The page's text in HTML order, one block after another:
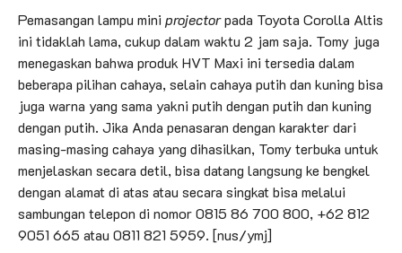
Pemasangan lampu mini projectorpada Toyota Corolla Altis
ini tidaklah lama, cukup dalam waktu 2 jam saja. Tomy juga
menegaskan bahwa produk HVT Maxi ini tersedia dalam
beberapa pilihan cahaya, selain cahaya putih dan kuning bisa
juga warna yang sama yakni putih dengan putih dan kuning
dengan putih. Jika Anda penasaran dengan karakter dari
masing-masing cahaya yang dihasilkan, Tomy terbuka untuk
menjelaskan secara detil, bisa datang langsung ke bengkel
dengan alamat di atas atau secara singkat bisa melalui
sambungan telepon di nomor 0815 86 700 800, +62 812
9051 665 atau 0811 821 5959. [nus/ymj]